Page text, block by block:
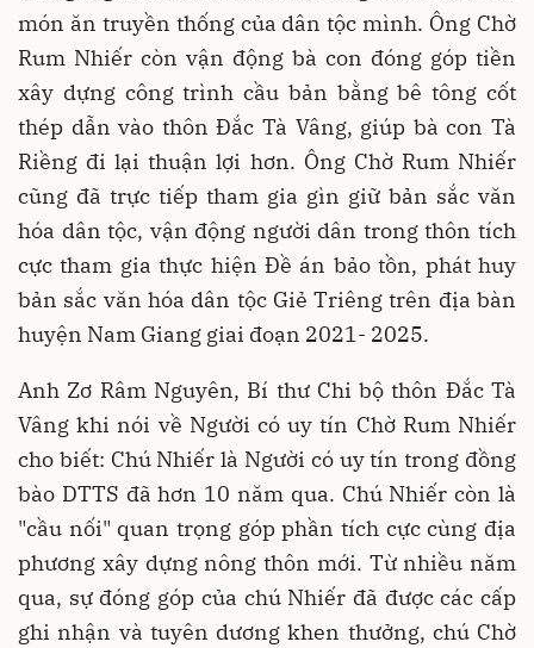
món ăn truyền thống của dân tộc mình. Ông Chờ
Rum Nhiếr còn vận động bà con đóng góp tiền
xây dựng công trình cầu bản bằng bê tông cốt
thép dẫn vào thôn Đắc Tà Vâng, giúp bà con Tà
Riềng đi lại thuận lợi hơn. Ông Chờ Rum Nhiếr
cũng đã trực tiếp tham gia gìn giữ bản sắc văn
hóa dân tộc, vận động người dân trong thôn tích
cực tham gia thực hiện Đề án bảo tồn, phát huy
bản sắc văn hóa dân tộc Giẻ Triêng trên địa bàn
huyện Nam Giang giai đoạn 2021- 2025.
Anh Zơ Râm Nguyên, Bí thư Chi bộ thôn Đắc Tà
Vâng khi nói về Người có uy tín Chờ Rum Nhiếr
cho biết: Chú Nhiếr là Người có uy tín trong đồng
bào DTTS đã hơn 10 năm qua. Chú Nhiếr còn là
"cầu nối" quan trọng góp phần tích cực cùng địa
phương xây dựng nông thôn mới. Từ nhiều năm
qua, sự đóng góp của chú Nhiếr đã được các cấp
ghi nhận và tuyên dương khen thưởng, chú Chờ